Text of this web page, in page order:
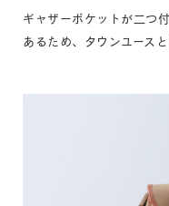
ギャザーポケットが二つ
あるため、タウンユースと